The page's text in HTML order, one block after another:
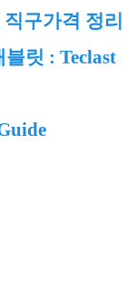
구가격 정리
릿 : Teclast